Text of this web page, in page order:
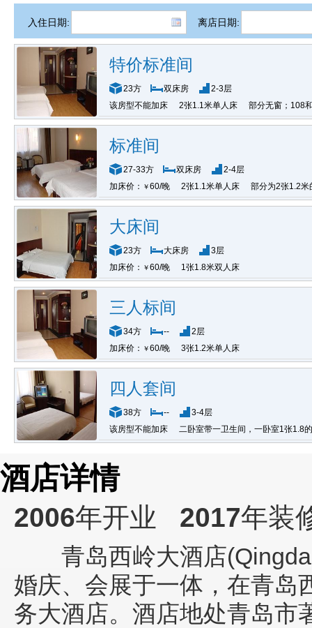
入住日期: 离店日期:
特价标准间
23方 双床房
2-3层
该房型不能加床
2张1.1米单人床 部分无窗；108
标准间
27-33方 双床房
2-4层
加床价：
￥60/晚 2张1.1米单人床 部分为2张1.2米
大床间
23方 大床房
3层
加床价：
￥60/晚 1张1.8米双人床
三人标间
34方 --
2层
加床价：
￥60/晚 3张1.2米单人床
四人套间
38方 --
3-4层
该房型不能加床
二卧室带一卫生间，一卧室1张1.8
酒店详情
2006年开业 2017年装
青岛西岭大酒店
婚庆、会展于一体，在青岛
务大酒店。酒店地处青岛市